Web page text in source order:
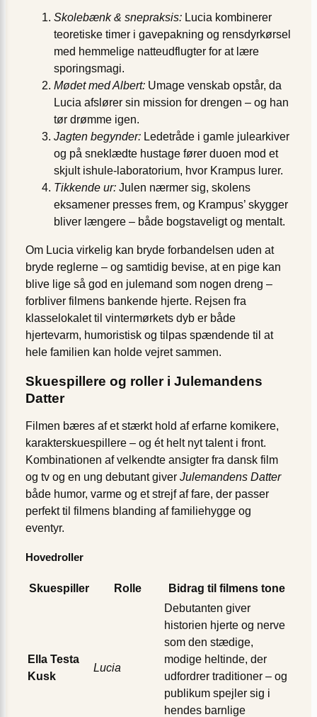
Skolebænk & snepraksis: Lucia kombinerer
teoretiske timer i gavepakning og rensdyrkørsel
med hemmelige natteudflugter for at lære
sporingsmagi.
Mødet med Albert: Umage venskab opstår, da
Lucia afslører sin mission for drengen – og han
tør drømme igen.
Jagten begynder: Ledetråde i gamle julearkiver
og på sneklædte hustage fører duoen mod et
skjult ishule-laboratorium, hvor Krampus lurer.
Tikkende ur: Julen nærmer sig, skolens
eksamener presses frem, og Krampus’ skygger
bliver længere – både bogstaveligt og mentalt.
Om Lucia virkelig kan bryde forbandelsen uden at
bryde reglerne – og samtidig bevise, at en pige kan
blive lige så god en julemand som nogen dreng –
forbliver filmens bankende hjerte. Rejsen fra
klasselokalet til vintermørkets dyb er både
hjertevarm, humoristisk og tilpas spændende til at
hele familien kan holde vejret sammen.
Skuespillere og roller i Julemandens
Datter
Filmen bæres af et stærkt hold af erfarne komikere,
karakter­skuespillere – og ét helt nyt talent i front.
Kombinationen af velkendte ansigter fra dansk film
og tv og en ung debutant giver Julemandens Datter
både humor, varme og et strejf af fare, der passer
perfekt til filmens blanding af familie­hygge og
eventyr.
Hovedroller
Skuespiller Rolle Bidrag til filmens tone
Ella Testa
Kusk
Lucia
Debutanten giver
historien hjerte og nerve
som den stædige,
modige heltinde, der
udfordrer traditioner – og
publikum spejler sig i
hendes barnlige